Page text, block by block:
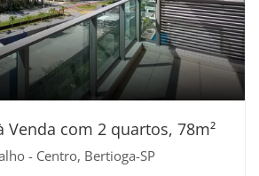
Venda com 2 quartos, 78m²
- Centro, Bertioga-SP